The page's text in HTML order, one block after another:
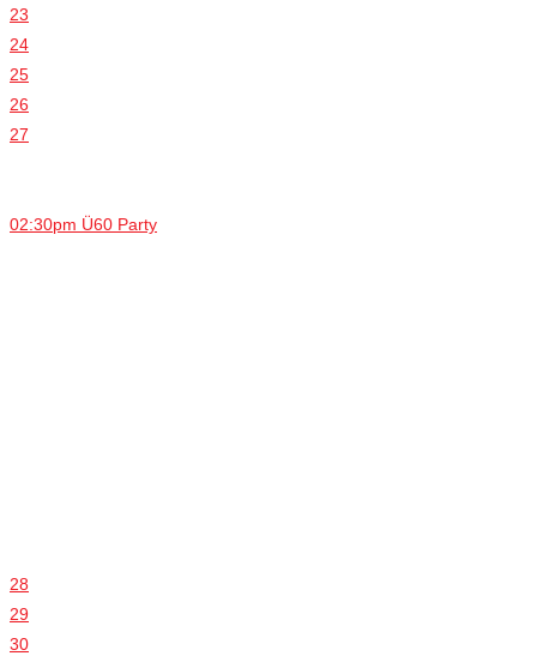
23
24
25
26
27
02:30pm Ü60 Party
28
29
30